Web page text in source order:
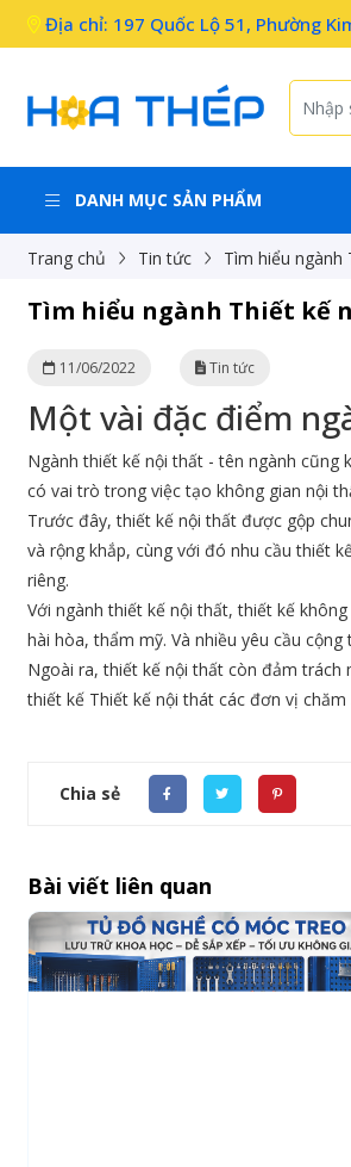
Địa chỉ: 197 Quốc Lộ 51, Phường
DANH MỤC SẢN PHẨM
Trang chủ Tin tức Tìm hiểu ngành
Tìm hiểu ngành Thiết kế
11/06/2022 Tin tức
Một vài đặc điểm
Ngành thiết kế nội thất - tên ngành cũng
có vai trò trong việc tạo không gian nội
Trước đây, thiết kế nội thất được gộp
và rộng khắp, cùng với đó nhu cầu thiết
riêng.
Với ngành thiết kế nội thất, thiết kế
hài hòa, thẩm mỹ. Và nhiều yêu cầu
Ngoài ra, thiết kế nội thất còn đảm trách
thiết kế Thiết kế nội thát các đơn vị
Chia sẻ
Bài viết liên quan